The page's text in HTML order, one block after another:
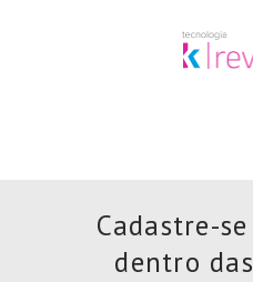
Cadastre-
dentro das